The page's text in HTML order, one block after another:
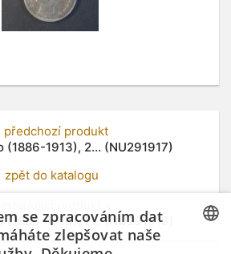
předchozí produkt
(1886-1913), 2... (NU291917)
zpět do katalogu
(1886-1913), 2... (NU291919)
se zpracováním dat
zlepšovat naše